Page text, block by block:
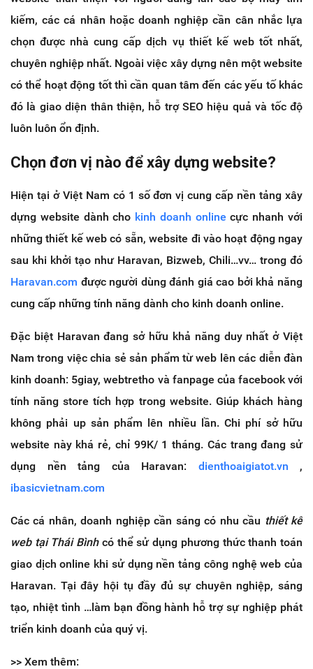
kiếm, các cá nhân hoặc doanh nghiệp cần cân nhắc lựa
chọn được nhà cung cấp dịch vụ thiết kế web tốt nhất,
chuyên nghiệp nhất. Ngoài việc xây dựng nên một website
có thể hoạt động tốt thì cần quan tâm đến các yếu tố khác
đó là giao diện thân thiện, hỗ trợ SEO hiệu quả và tốc độ
luôn luôn ổn định.
Chọn đơn vị nào để xây dựng website?
Hiện tại ở Việt Nam có 1 số đơn vị cung cấp nền tảng xây
dựng website dành cho kinh doanh online cực nhanh với
những thiết kế web có sẵn, website đi vào hoạt động ngay
sau khi khởi tạo như Haravan, Bizweb, Chili…vv… trong đó
Haravan.com được người dùng đánh giá cao bởi khả năng
cung cấp những tính năng dành cho kinh doanh online.
Đặc biệt Haravan đang sở hữu khả năng duy nhất ở Việt
Nam trong việc chia sẻ sản phẩm từ web lên các diễn đàn
kinh doanh: 5giay, webtretho và fanpage của facebook với
tính năng store tích hợp trong website. Giúp khách hàng
không phải up sản phẩm lên nhiều lần. Chi phí sở hữu
website này khá rẻ, chỉ 99K/ 1 tháng. Các trang đang sử
dụng nền tảng của Haravan: dienthoaigiatot.vn ,
ibasicvietnam.com
Các cá nhân, doanh nghiệp cần sáng có nhu cầu thiết kế
web tại Thái Bìnhcó thể sử dụng phương thức thanh toán
giao dịch online khi sử dụng nền tảng công nghệ web của
Haravan. Tại đây hội tụ đầy đủ sự chuyên nghiệp, sáng
tạo, nhiệt tình …làm bạn đồng hành hỗ trợ sự nghiệp phát
triển kinh doanh của quý vị.
>> Xem thêm: